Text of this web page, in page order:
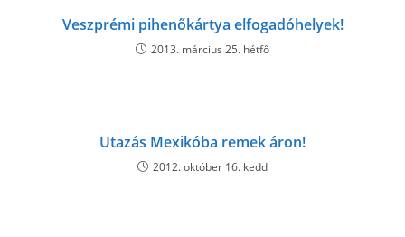
Veszprémi pihenőkártya elfogadóhelyek!
2013. március 25. hétfő
Utazás Mexikóba remek áron!
2012. október 16. kedd